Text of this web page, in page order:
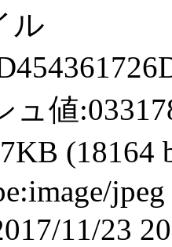
ル
値
(18164
jpeg
11/23